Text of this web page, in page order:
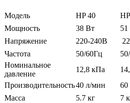
Модель HP 40
Мощность
38 Вт
Напряжение
220-240В
Частота
50/60Гц
Номинальное
давление
12,8 кПа
Производительность40 л/мин 60
Масса
5.7 кг 7